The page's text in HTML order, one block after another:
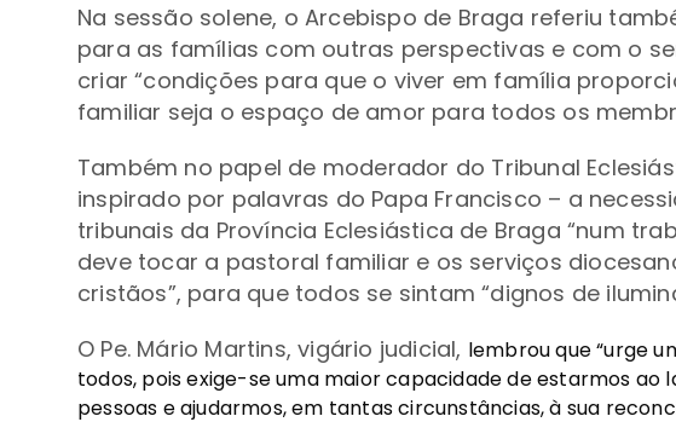
Na sessão solene, o Arcebispo de Braga referiu
para as famílias com outras perspectivas e com o
criar“condições para que o viver em família
familiar seja o espaço de amor para todos os
Também no papel de moderador do Tribunal
inspirado por palavras do Papa Francisco – a
tribunais da Província Eclesiástica de Braga “num
deve tocar a pastoral familiar e os serviços
cristãos”, para que todos se sintam “dignos de
O Pe. Mário Martins, vigário judicial, lembrou que “urge
todos, pois exige-se uma maior capacidade de estarmos ao
pessoas e ajudarmos, em tantas circunstâncias, à sua